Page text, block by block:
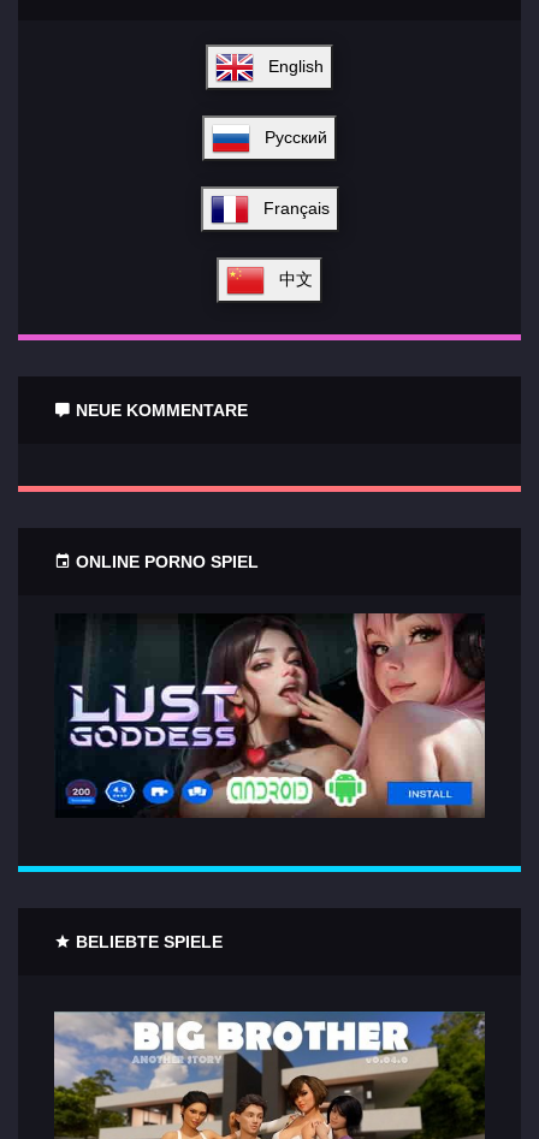
English
Русский
Français
中文
NEUE KOMMENTARE
ONLINE PORNO SPIEL
BELIEBTE SPIELE